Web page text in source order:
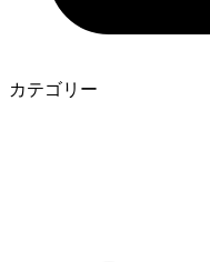
カテゴリー